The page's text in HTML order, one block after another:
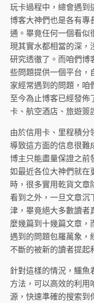
玩卡過程中，總會遇到
博客大神們也是各有專
通。畢竟任何一個看似
現其實水都相當的深，
研究透徹了。而咱們博
些問題提供一個平台，
家經常遇到的問題，咱
至今為止博客已經發佈
卡、航空酒店、旅遊簽
由於信用卡、里程積分
導致這方面的信息很難
博主只能盡量保證之前
如最近各位大神們就在
時，很多實用乾貨文章
看到之外，一旦文章沉
津，畢竟絕大多數讀者
麼幾篇到十幾篇文章，
遇到的問題包羅萬象，
不斷的被新的讀者提起
針對這樣的情況，鱷魚
方法，可以高效的利用
源，快速準確的搜索到